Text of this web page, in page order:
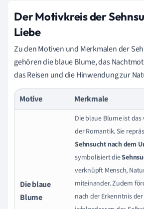
Der Motivkreis der
Liebe
Zu den Motiven und Merkmalen der
gehören die blaue Blume, das
das Reisen und die Hinwendung zur
Motive Merkmale
Die blaue
Blume
Die blaue Blume ist
der Romantik. Sie
Sehnsucht nach dem
symbolisiert die
verknüpft Mensch,
miteinander. Zudem
nach der Erkenntnis